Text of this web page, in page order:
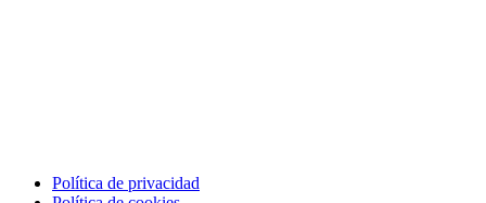
Política de privacidad